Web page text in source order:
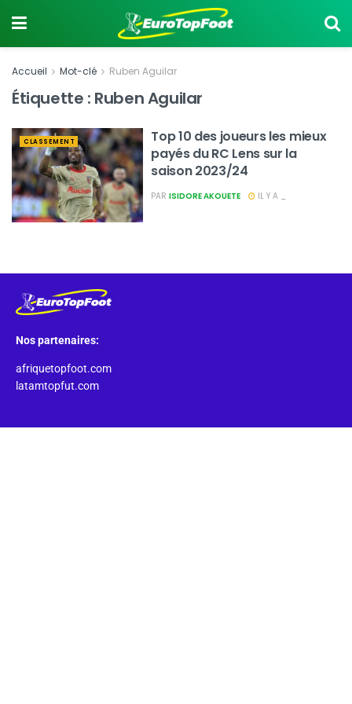
Accueil Mot-clé Ruben Aguilar
Étiquette : Ruben Aguilar
CLASSEMENT
Top 10 des joueurs les mieux
payés du RC Lens sur la
saison 2023/24
PAR ISIDORE AKOUETE IL Y A _
Nos partenaires:
afriquetopfoot.com
latamtopfut.com